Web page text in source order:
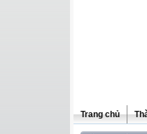
Trang chủ